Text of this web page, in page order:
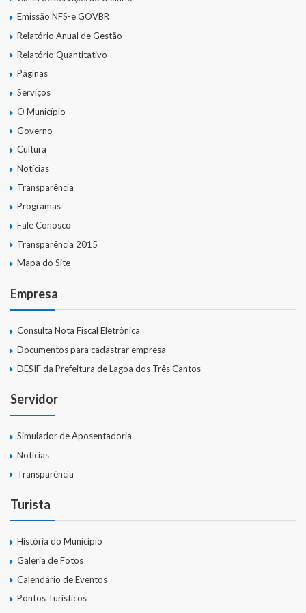
RREO
PPA
LOA
LDO
Apresentação
Portal da Transparência
Links Úteis
Emendas Parlament. EC 105 FNS
Emendas Parlamentares Federais
Convênios com o Estado
Fala Cidadão
Portal do Cidadão
Carta de Serviços ao Usuário
Lei de Acesso à Informação – LAI
Emissão NFS-e GOVBR
Relatório Anual de Gestão
Relatório Quantitativo
Páginas
Serviços
O Município
Governo
Cultura
Notícias
Transparência
Programas
Fale Conosco
Transparência 2015
Mapa do Site
Empresa
Consulta Nota Fiscal Eletrônica
Documentos para cadastrar empresa
DESIF da Prefeitura de Lagoa dos Três Cantos
Servidor
Simulador de Aposentadoria
Notícias
Transparência
Turista
História do Município
Galeria de Fotos
Calendário de Eventos
Pontos Turísticos